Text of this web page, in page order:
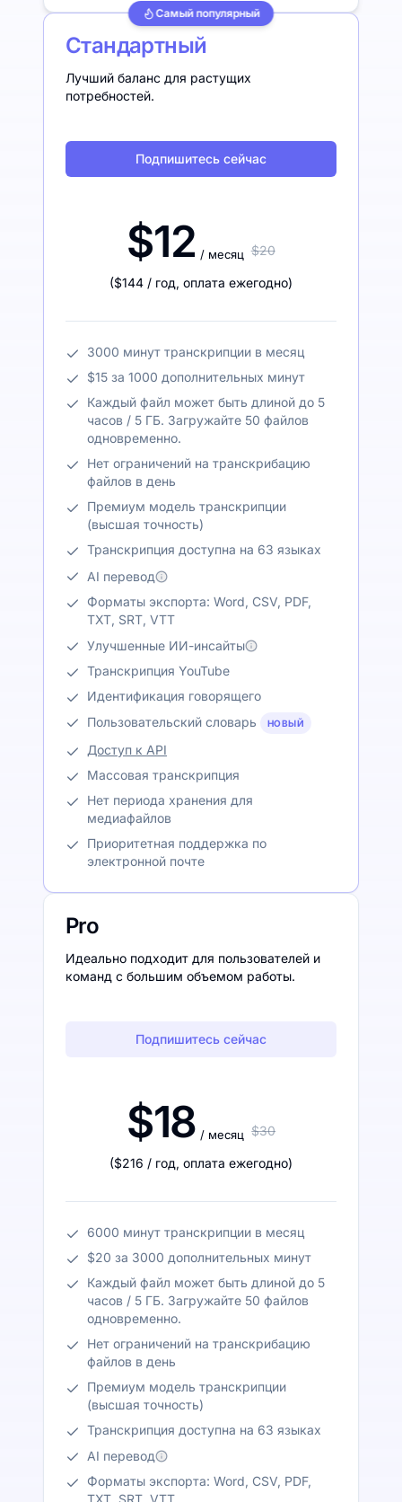
Самый популярный
Стандартный
Лучший баланс для растущих
потребностей.
Подпишитесь сейчас
$12 / месяц $20
($144 / год, оплата ежегодно)
3000 минут транскрипции в месяц
$15 за 1000 дополнительных минут
Каждый файл может быть длиной до 5
часов / 5 ГБ. Загружайте 50 файлов
одновременно.
Нет ограничений на транскрибацию
файлов в день
Премиум модель транскрипции
(высшая точность)
Транскрипция доступна на 63 языках
AI перевод
Форматы экспорта: Word, CSV, PDF,
TXT, SRT, VTT
Улучшенные ИИ-инсайты
Транскрипция YouTube
Идентификация говорящего
Пользовательский словарь
НОВЫЙ
Доступ к API
Массовая транскрипция
Нет периода хранения для
медиафайлов
Приоритетная поддержка по
электронной почте
Pro
Идеально подходит для пользователей и
команд с большим объемом работы.
Подпишитесь сейчас
$18 / месяц $30
($216 / год, оплата ежегодно)
6000 минут транскрипции в месяц
$20 за 3000 дополнительных минут
Каждый файл может быть длиной до 5
часов / 5 ГБ. Загружайте 50 файлов
одновременно.
Нет ограничений на транскрибацию
файлов в день
Премиум модель транскрипции
(высшая точность)
Транскрипция доступна на 63 языках
AI перевод
Форматы экспорта: Word, CSV, PDF,
TXT, SRT, VTT